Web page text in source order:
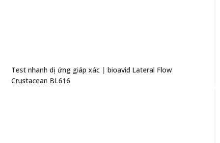
Test nhanh dị ứng giáp xác | bioavid Lateral Flow
Crustacean BL616